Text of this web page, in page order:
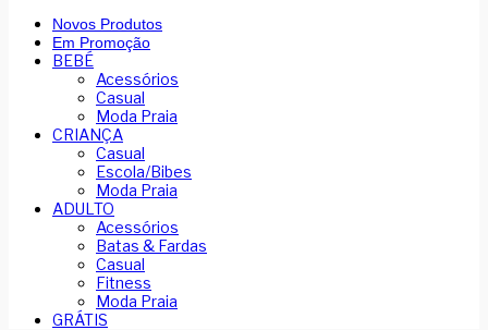
Novos Produtos
Em Promoção
BEBÉ
Acessórios
Casual
Moda Praia
CRIANÇA
Casual
Escola/Bibes
Moda Praia
ADULTO
Acessórios
Batas & Fardas
Casual
Fitness
Moda Praia
GRÁTIS